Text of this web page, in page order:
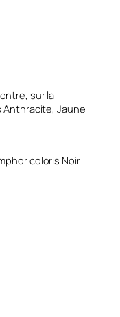
sur la
Anthracite, Jaune
coloris Noir